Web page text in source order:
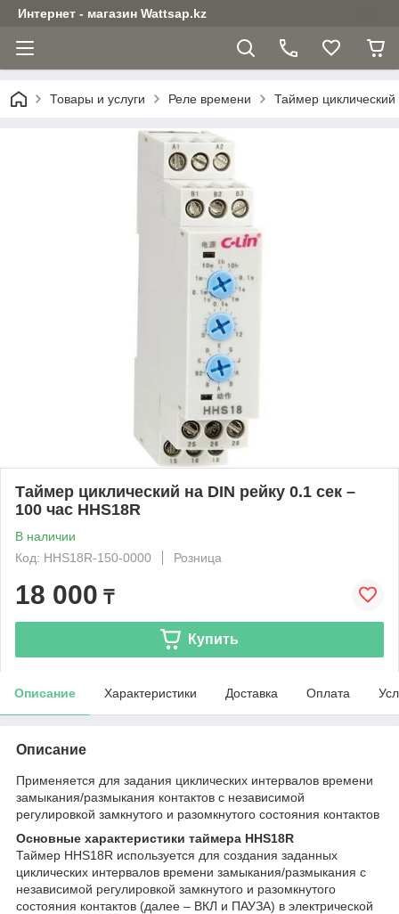
Интернет - магазин Wattsap.kz
Товары и услуги Реле времени Таймер
Таймер циклический на DIN рейку 0.1 сек –
100 час HHS18R
В наличии
Код: HHS18R-150-0000
Розница
18 000 ₸
Купить
Описание Характеристики Доставка Оплата
Описание
Применяется для задания циклических интервалов времени
замыкания/размыкания контактов с независимой
регулировкой замкнутого и разомкнутого состояния контактов
Основные характеристики таймера HHS18R
Таймер HHS18R используется для создания заданных
циклических интервалов времени замыкания/размыкания с
независимой регулировкой замкнутого и разомкнутого
состояния контактов (далее – ВКЛ и ПАУЗА) в электрической